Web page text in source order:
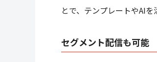
とで、テンプレートやAIを
セグメント配信も可能